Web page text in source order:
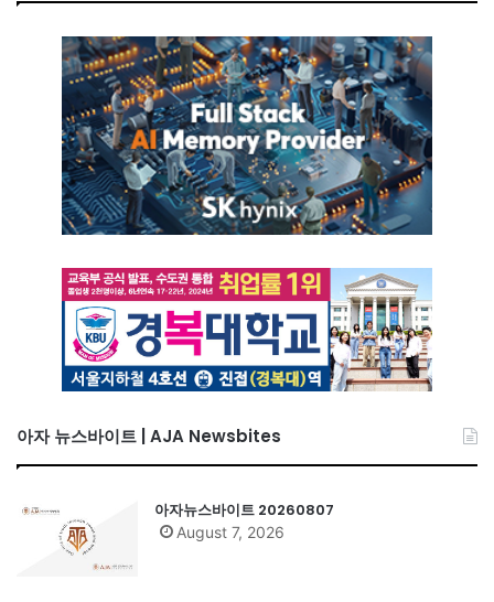
아자 뉴스바이트 | AJA Newsbites
아자뉴스바이트 20260807
August 7, 2026